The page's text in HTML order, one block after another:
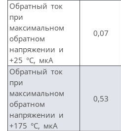
Обратный ток
при
максимальном
обратном
напряжении и
+25 °С, мкА
0,07
Обратный ток
при
максимальном
обратном
напряжении и
+175 °С, мкА
0,53